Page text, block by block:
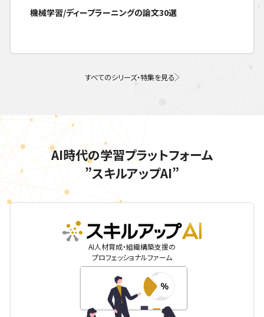
機械学習/ディープラーニングの論文30選
すべてのシリーズ・特集を見る
AI時代の学習プラットフォーム
”スキルアップAI”
skillupai
AI人材育成・組織構築支援の
プロフェッショナルファーム